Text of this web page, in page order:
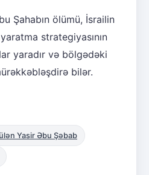
Şahabın ölümü, İsrailin
strategiyasının
yaradır və bölgədəki
bilər.
Yasir Əbu Şəbab